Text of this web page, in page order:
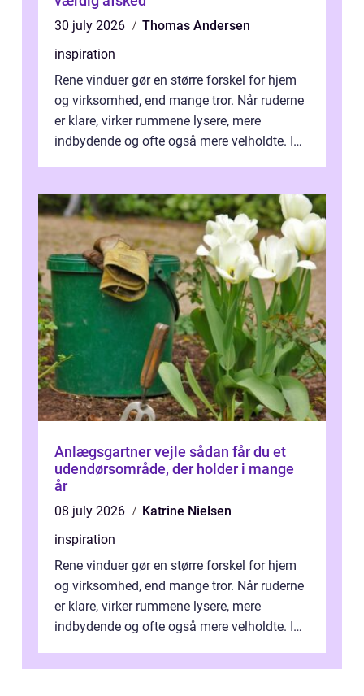
30 july 2026
Thomas Andersen
inspiration
Rene vinduer gør en større forskel for hjem
og virksomhed, end mange tror. Når ruderne
er klare, virker rummene lysere, mere
indbydende og ofte også mere velholdte. I
Anlægsgartner vejle sådan får du et
udendørsområde, der holder i mange
år
08 july 2026
Katrine Nielsen
inspiration
Rene vinduer gør en større forskel for hjem
og virksomhed, end mange tror. Når ruderne
er klare, virker rummene lysere, mere
indbydende og ofte også mere velholdte. I